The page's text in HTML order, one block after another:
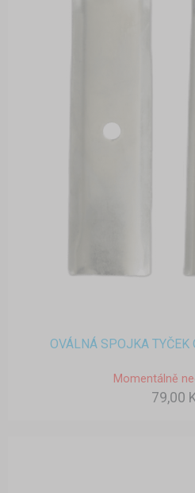
OVÁLNÁ SPOJKA TYČEK
Momentálně
79,00